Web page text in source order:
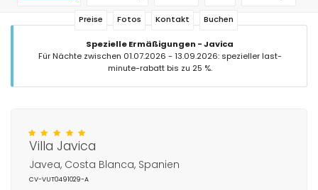
Preise Fotos Kontakt Buchen
Spezielle Ermäßigungen - Javica
Für Nächte zwischen 01.07.2026 - 13.09.2026: spezieller last-
minute-rabatt bis zu 25 %.
Villa Javica
Javea, Costa Blanca, Spanien
CV-VUT0491029-A